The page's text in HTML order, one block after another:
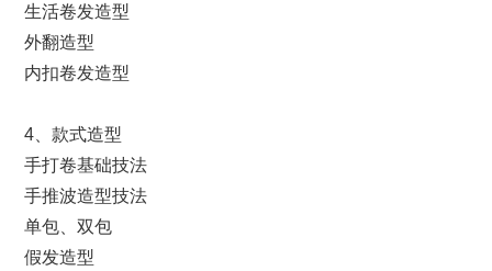
生活卷发造型
外翻造型
内扣卷发造型
4、款式造型
手打卷基础技法
手推波造型技法
单包、双包
假发造型